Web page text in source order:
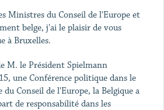
Ministres du Conseil de l'Europe et
belge, j'ai le plaisir de vous
à Bruxelles.
M. le Président Spielmann
une Conférence politique dans le
du Conseil de l'Europe, la Belgique a
de responsabilité dans les